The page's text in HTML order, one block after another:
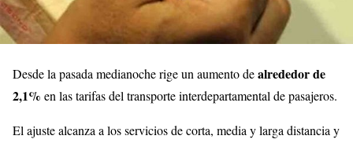
Desde la pasada medianoche rige un aumento dealrededor de
2,1% en las tarifas del transporte interdepartamental de pasajeros.
El ajuste alcanza a los servicios de corta, media y larga distancia y